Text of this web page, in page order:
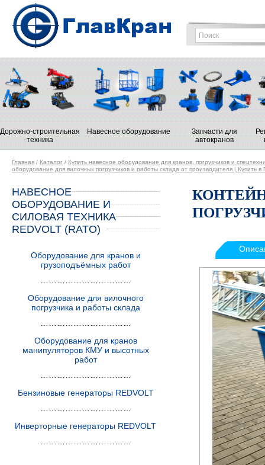
Дорожно-строительная
техника
Навесное оборудование
Запчасти для
автокранов
Главная / Каталог / Купить навесное оборудование для кранов, погрузчиков и
оборудование для вилочных погрузчиков и работы склада от производителя | Купить в
НАВЕСНОЕ
ОБОРУДОВАНИЕ И
СИЛОВАЯ ТЕХНИКА
REDVOLT (RATO)
Оборудование для кранов и
грузоподъёмных работ
Оборудование для вилочного
погрузчика и работы склада
Оборудование для кранов
манипуляторов КМУ и высотных
работ
Бензиновые генераторы REDVOLT
Инверторные генераторы REDVOLT